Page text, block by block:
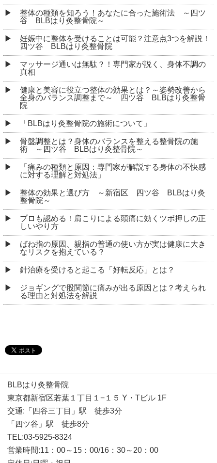
整体の種類を知ろう！あなたに合った施術法 ～四ツ
谷 BLBはり灸整骨院～
妊娠中に整体を受けることは可能？注意点3つを解説！
四ツ谷 BLBはり灸整骨院
マッサージ通いは無駄？！専門家が説く、身体不調の
真相
健康と美容に役立つ整体の効果とは？～姿勢改善から
全身のバランス調整まで～ 四ツ谷 BLBはり灸整骨
院
「BLBはり灸整骨院の施術について」
骨盤調整とは？身体のバランスを整える整骨院の施
術 ～四ツ谷 BLBはり灸整骨院～
「痛みの種類と原因：専門家が解説する身体の不快感
に対する理解と対処法」
整体の効果と選び方 ～新宿区 四ツ谷 BLBはり灸
整骨院～
プロも認める！肩こりによる頭痛に効くツボ押しの正
しいやり方
ばね指の原因、親指の普通の使い方が実は健康に大き
なリスクを抱えている？
針治療を受けると起こる「好転反応」とは？
ジョギングで股関節に痛みが出る原因とは？考えられ
る理由と対処法を解説
BLBはり灸整骨院
東京都新宿区若葉１丁目１−１５ Y・Tビル 1F
交通:「四谷三丁目」駅 徒歩3分
「四ツ谷」駅 徒歩8分
TEL:03-5925-8324
営業時間:11：00～15：00/16：30～20：00